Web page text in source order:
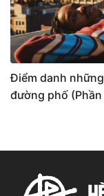
Điểm danh
đường phố (Phần